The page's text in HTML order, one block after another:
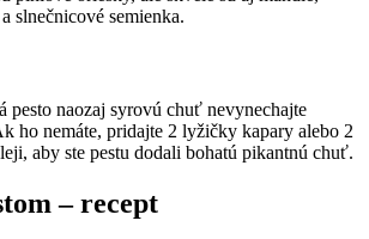
slnečnicové semienka.
pesto naozaj syrovú chuť nevynechajte
ho nemáte, pridajte 2 lyžičky kapary alebo 2
aby ste pestu dodali bohatú pikantnú chuť.
– recept